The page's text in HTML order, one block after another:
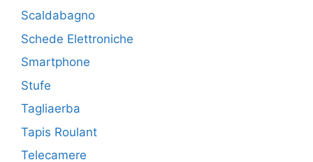
Scaldabagno
Schede Elettroniche
Smartphone
Stufe
Tagliaerba
Tapis Roulant
Telecamere